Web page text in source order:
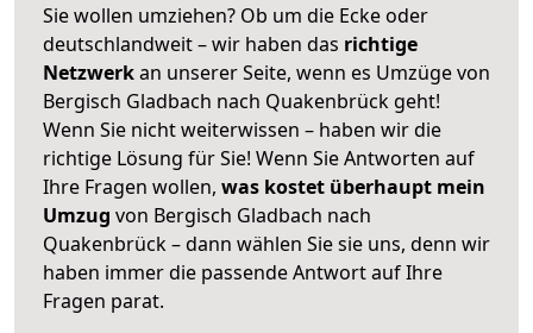
Sie wollen umziehen? Ob um die Ecke oder
deutschlandweit – wir haben das richtige
Netzwerkan unserer Seite, wenn es Umzüge von
Bergisch Gladbach nach Quakenbrück geht!
Wenn Sie nicht weiterwissen – haben wir die
richtige Lösung für Sie! Wenn Sie Antworten auf
Ihre Fragen wollen, was kostet überhaupt mein
Umzug von Bergisch Gladbach nach
Quakenbrück – dann wählen Sie sie uns, denn wir
haben immer die passende Antwort auf Ihre
Fragen parat.